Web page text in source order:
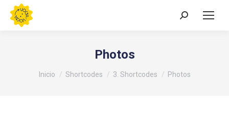
Buscar:
Photos
Estás aquí:
Inicio Shortcodes 3. Shortcodes Photos